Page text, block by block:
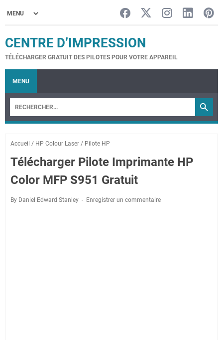
CENTRE D’IMPRESSION
TÉLÉCHARGER GRATUIT DES PILOTES POUR VOTRE APPAREIL
MENU
Accueil / HP Colour Laser / Pilote HP
Télécharger Pilote Imprimante HP
Color MFP S951 Gratuit
By Daniel Edward Stanley Enregistrer un commentaire